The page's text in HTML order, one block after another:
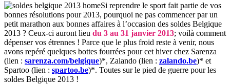
Si reprendre le sport fait partie de vos
bonnes résolutions pour 2013, pourquoi ne pas commencer par un
petit marathon aux bonnes affaires à l’occasion des soldes Belgique
2013 ? Ceux-ci auront lieu du 3 au 31 janvier 2013; voilà comment
dépenser vos étrennes ! Parce que le plus froid reste à venir, nous
avons repéré quelques bottes fourrées pour cet hiver chez Sarenza
(lien : sarenza.com/belgique)*, Zalando (lien : zalando.be)* et
Spartoo (lien : spartoo.be)*. Toutes sur le pied de guerre pour les
soldes Belgique 2013 !